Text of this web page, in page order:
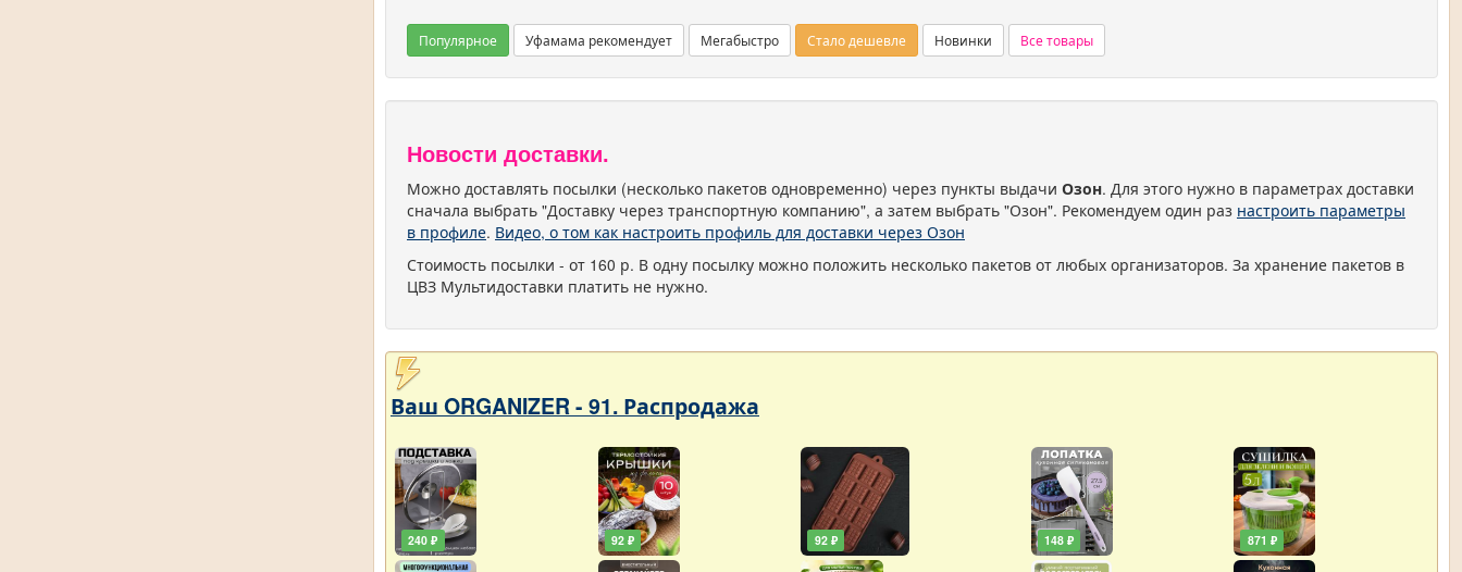
Популярное Уфамама рекомендует Мегабыстро Стало дешевле Новинки Все товары
Новости доставки.
Можно доставлять посылки (несколько пакетов одновременно) через пункты выдачи Озон. Для этого нужно в параметрах доставки
сначала выбрать "Доставку через транспортную компанию", а затем выбрать "Озон". Рекомендуем один раз настроить параметры
в профиле. Видео, о том как настроить профиль для доставки через Озон
Стоимость посылки - от 160 р. В одну посылку можно положить несколько пакетов от любых организаторов. За хранение пакетов в
ЦВЗ Мультидоставки платить не нужно.
Ваш ORGANIZER - 91. Распродажа
240 ₽ 92 ₽ 92 ₽ 148 ₽ 871 ₽